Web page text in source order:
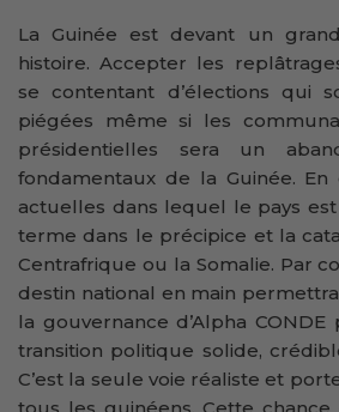
La Guinée est devant un
histoire. Accepter les
se contentant d’élections qui
piégées même si les
présidentielles sera un
fondamentaux de la Guinée. En
actuelles dans lequel le pays
terme dans le précipice et la
Centrafrique ou la Somalie. Par
destin national en main permettra
la gouvernance d’Alpha
transition politique solide,
C’est la seule voie réaliste et